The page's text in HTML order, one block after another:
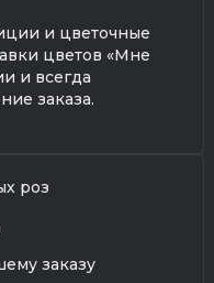
и цветочные
цветов «Мне
и всегда
заказа.
роз
заказу